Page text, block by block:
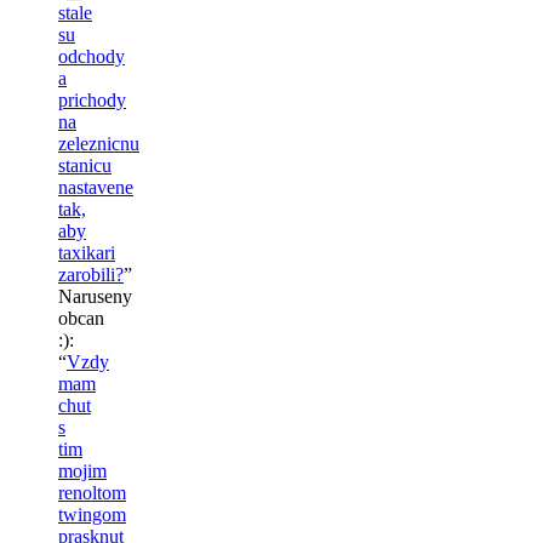
stale
su
odchody
a
prichody
na
zeleznicnu
stanicu
nastavene
tak,
aby
taxikari
zarobili?”
Naruseny
obcan
:):
“Vzdy
mam
chut
s
tim
mojim
renoltom
twingom
prasknut